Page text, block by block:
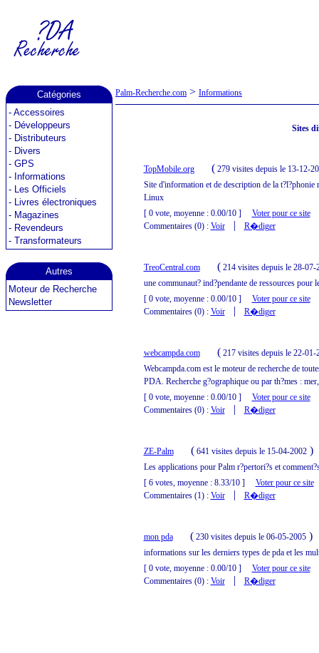
Catégories
- Accessoires
- Développeurs
- Distributeurs
- Divers
- GPS
- Informations
- Les Officiels
- Livres électroniques
- Magazines
- Revendeurs
- Transformateurs
Autres
Moteur de Recherche
Newsletter
Palm-Recherche.com > Informations
Sites
TopMobile.org( 279 visites depuis le 13-12-
Site d'information et de description de la t?l?phonie
Linux
[ 0 vote, moyenne : 0.00/10 ] Voter pour ce site
Commentaires (0) : Voir| R�diger
TreoCentral.com( 214 visites depuis le 28-07-
une communaut? ind?pendante de ressources pour
[ 0 vote, moyenne : 0.00/10 ] Voter pour ce site
Commentaires (0) : Voir| R�diger
webcampda.com( 217 visites depuis le 22-01-
Webcampda.com est le moteur de recherche de
PDA. Recherche g?ographique ou par th?mes :
[ 0 vote, moyenne : 0.00/10 ] Voter pour ce site
Commentaires (0) : Voir| R�diger
ZE-Palm( 641 visites depuis le 15-04-2002)
Les applications pour Palm r?pertori?s et
[ 6 votes, moyenne : 8.33/10 ] Voter pour ce site
Commentaires (1) : Voir| R�diger
mon pda( 230 visites depuis le 06-05-2005)
informations sur les derniers types de pda et les
[ 0 vote, moyenne : 0.00/10 ] Voter pour ce site
Commentaires (0) : Voir| R�diger